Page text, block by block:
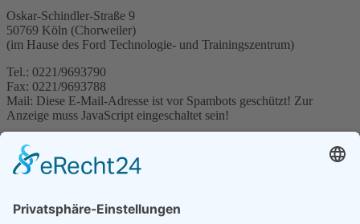
Oskar-Schindler-Straße 9
50769 Köln (Chorweiler)
(im Hause des Ford Technologie- und Trainingszentrum)
Tel.: 0221/9693790
Fax: 0221/9693788
Mail: Diese E-Mail-Adresse ist vor Spambots geschützt! Zur
Anzeige muss JavaScript eingeschaltet sein!
Geschäftszeiten:
Montag bis Donnerstag
von 7.30 Uhr bis 16:00 Uhr
von 7.30 Uhr bis 14:30 Uhr